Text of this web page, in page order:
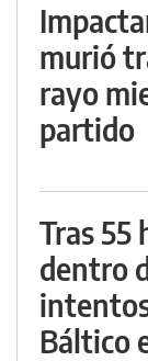
murió
rayo
partido
Tras 55
dentro
Báltico